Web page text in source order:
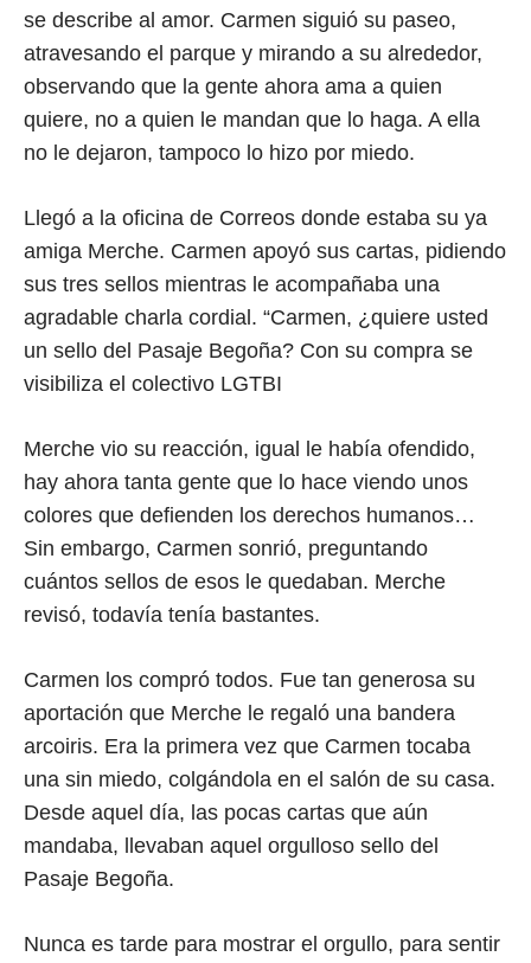
se describe al amor. Carmen siguió su paseo,
atravesando el parque y mirando a su alrededor,
observando que la gente ahora ama a quien
quiere, no a quien le mandan que lo haga. A ella
no le dejaron, tampoco lo hizo por miedo.
Llegó a la oficina de Correos donde estaba su ya
amiga Merche. Carmen apoyó sus cartas, pidiendo
sus tres sellos mientras le acompañaba una
agradable charla cordial. “Carmen, ¿quiere usted
un sello del Pasaje Begoña? Con su compra se
visibiliza el colectivo LGTBI
Merche vio su reacción, igual le había ofendido,
hay ahora tanta gente que lo hace viendo unos
colores que defienden los derechos humanos…
Sin embargo, Carmen sonrió, preguntando
cuántos sellos de esos le quedaban. Merche
revisó, todavía tenía bastantes.
Carmen los compró todos. Fue tan generosa su
aportación que Merche le regaló una bandera
arcoiris. Era la primera vez que Carmen tocaba
una sin miedo, colgándola en el salón de su casa.
Desde aquel día, las pocas cartas que aún
mandaba, llevaban aquel orgulloso sello del
Pasaje Begoña.
Nunca es tarde para mostrar el orgullo, para sentir